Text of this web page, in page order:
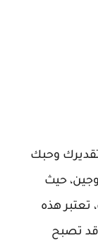
وحبك
حيث
تعتبر هذه
قد تصبح